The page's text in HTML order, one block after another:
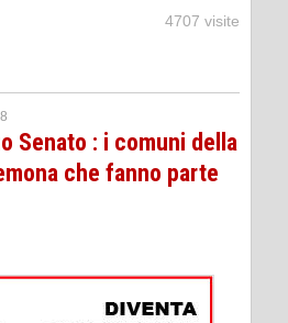
4707 visite
Senato : i comuni della
che fanno parte